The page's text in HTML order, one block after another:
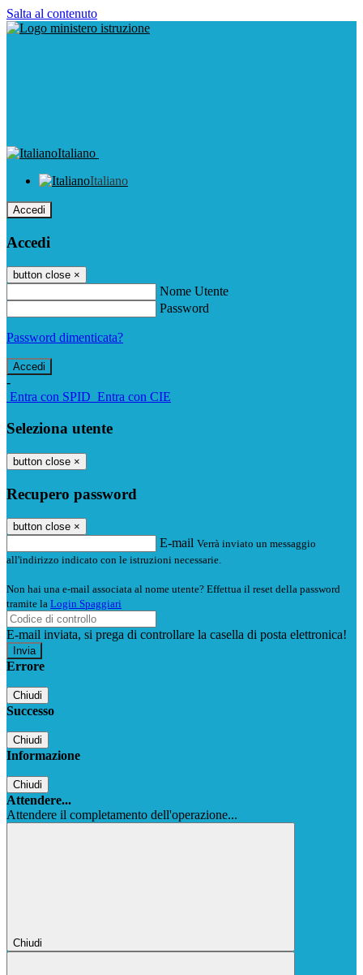
Salta al contenuto
Italiano
Italiano
Accedi
Accedi
button close ×
Nome Utente
Password
Password dimenticata?
-
Entra con SPID Entra con CIE
Seleziona utente
button close ×
Recupero password
button close ×
E-mail Verrà inviato un messaggio
all'indirizzo indicato con le istruzioni necessarie.
Non hai una e-mail associata al nome utente? Effettua il reset della password
tramite la Login Spaggiari
E-mail inviata, si prega di controllare la casella di posta elettronica!
Errore
Chiudi
Successo
Chiudi
Informazione
Chiudi
Attendere...
Attendere il completamento dell'operazione...
Chiudi